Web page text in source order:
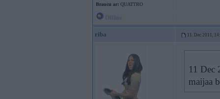
Braucu ar: QUATTRO
riba 11. Dec 2011,
11 Dec
maijaa